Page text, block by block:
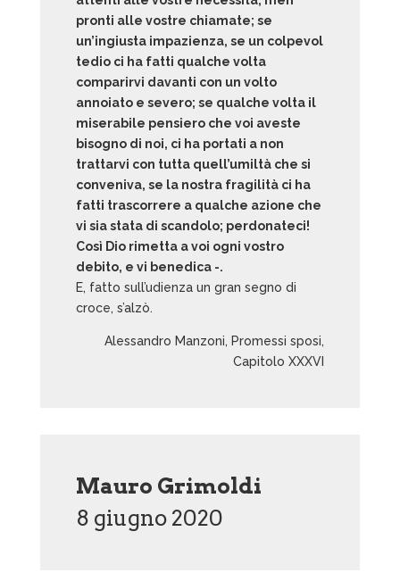
pronti alle vostre chiamate; se
un’ingiusta impazienza, se un colpevol
tedio ci ha fatti qualche volta
comparirvi davanti con un volto
annoiato e severo; se qualche volta il
miserabile pensiero che voi aveste
bisogno di noi, ci ha portati a non
trattarvi con tutta quell’umiltà che si
conveniva, se la nostra fragilità ci ha
fatti trascorrere a qualche azione che
vi sia stata di scandolo; perdonateci!
Così Dio rimetta a voi ogni vostro
debito, e vi benedica -.
E, fatto sull’udienza un gran segno di
croce, s’alzò.
Alessandro Manzoni, Promessi sposi,
Capitolo XXXVI
Mauro Grimoldi
8 giugno 2020